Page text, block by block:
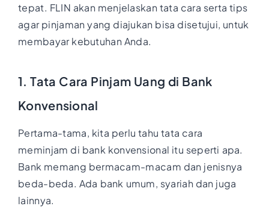
tepat. FLIN akan menjelaskan tata cara serta tips
agar pinjaman yang diajukan bisa disetujui, untuk
membayar kebutuhan Anda.
1. Tata Cara Pinjam Uang di Bank
Konvensional
Pertama-tama, kita perlu tahu tata cara
meminjam di bank konvensional itu seperti apa.
Bank memang bermacam-macam dan jenisnya
beda-beda. Ada bank umum, syariah dan juga
lainnya.